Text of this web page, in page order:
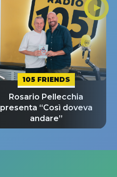
105 FRIENDS
Rosario Pellecchia
presenta “Così doveva
andare”